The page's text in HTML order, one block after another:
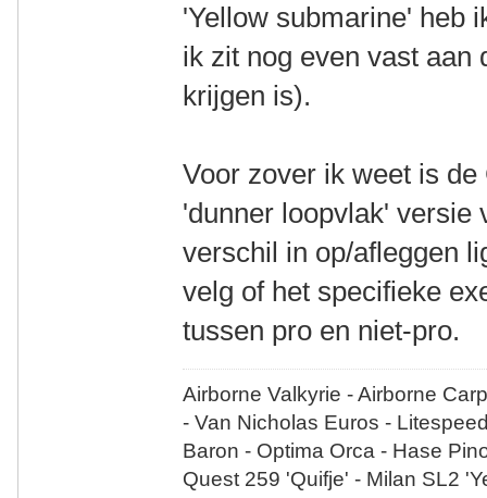
'Yellow submarine' heb
ik zit nog even vast aan
krijgen is).
Voor zover ik weet is
'dunner loopvlak' versie
verschil in op/afleggen
velg of het specifieke
tussen pro en niet-pro.
Airborne Valkyrie - Airborne
- Van Nicholas Euros -
Baron - Optima Orca - Hase
Quest 259 'Quifje' - Milan SL2